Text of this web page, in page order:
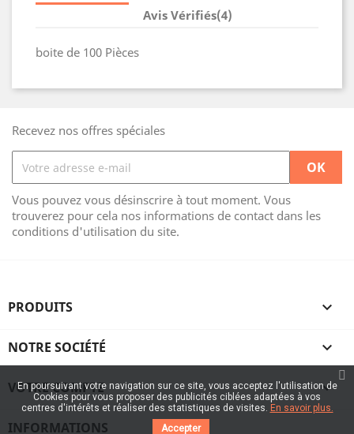
Avis Vérifiés(4)
boite de 100 Pièces
Recevez nos offres spéciales
Vous pouvez vous désinscrire à tout moment. Vous
trouverez pour cela nos informations de contact dans les
conditions d'utilisation du site.
PRODUITS 
NOTRE SOCIÉTÉ 
VOTRE COMPTE 
INFORMATIONS
En poursuivant votre navigation sur ce site, vous acceptez l'utilisation de
Cookies pour vous proposer des publicités ciblées adaptées à vos
centres d'intérêts et réaliser des statistiques de visites. En savoir plus.
Accepter